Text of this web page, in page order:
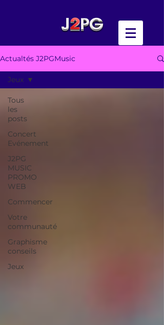
Actualtés J2PGMusic
Tous
les
posts
Concert
Evénement
J2PG
MUSIC
PROMO
WEB
Commencer
Votre
communauté
Graphisme
conseils
Jeux
Jeux